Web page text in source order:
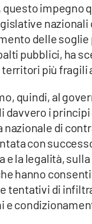
questo impegno
nazionali
delle
pubblici, ha
più fragili
quindi, al
davvero i
nazionale di
con
e la legalità,
hanno
tentativi di
e